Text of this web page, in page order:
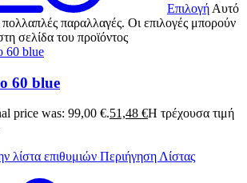
Επιλογή Αυτό
πολλαπλές παραλλαγές. Οι επιλογές μπορούν
σελίδα του προϊόντος
60 blue
price was: 99,00 €.51,48 €Η τρέχουσα τιμή
λίστα επιθυμιών Περιήγηση Λίστας